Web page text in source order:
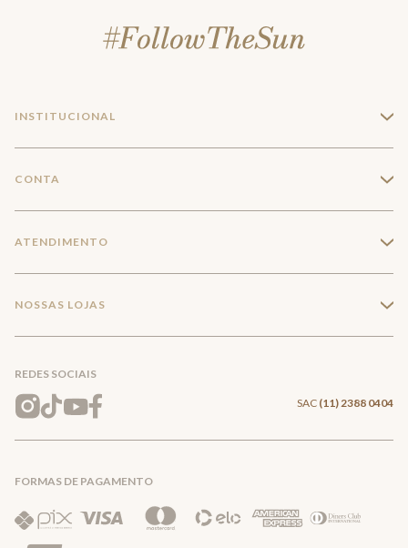
INSTITUCIONAL +
Trabalhe conosco
Mapa do Site
CONTA +
Meus pedidos
Wishlist
ATENDIMENTO +
Entrega e Frete
Trocas e Devoluções
Política de Privacidade
NOSSAS LOJAS +
REDES SOCIAIS
SAC (11) 2388 0404
FORMAS DE PAGAMENTO